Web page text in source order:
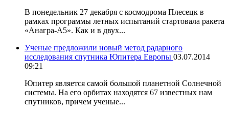
В понедельник 27 декабря с космодрома Плесецк в
рамках программы летных испытаний стартовала ракета
«Анагра-А5». Как и в двух...
Ученые предложили новый метод радарного
исследования спутника Юпитера Европы 03.07.2014
09:21
Юпитер является самой большой планетной Солнечной
системы. На его орбитах находятся 67 известных нам
спутников, причем ученые...